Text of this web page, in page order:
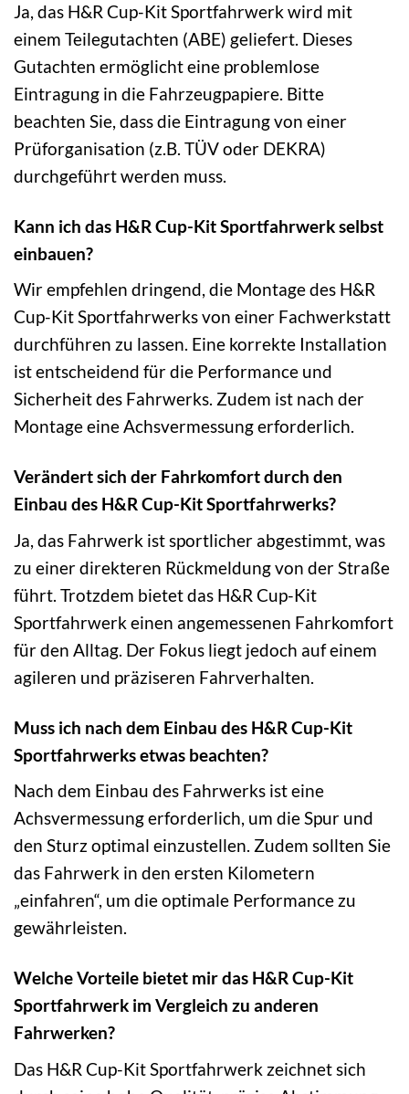
Ja, das H&R Cup-Kit Sportfahrwerk wird mit
einem Teilegutachten (ABE) geliefert. Dieses
Gutachten ermöglicht eine problemlose
Eintragung in die Fahrzeugpapiere. Bitte
beachten Sie, dass die Eintragung von einer
Prüforganisation (z.B. TÜV oder DEKRA)
durchgeführt werden muss.
Kann ich das H&R Cup-Kit Sportfahrwerk selbst
einbauen?
Wir empfehlen dringend, die Montage des H&R
Cup-Kit Sportfahrwerks von einer Fachwerkstatt
durchführen zu lassen. Eine korrekte Installation
ist entscheidend für die Performance und
Sicherheit des Fahrwerks. Zudem ist nach der
Montage eine Achsvermessung erforderlich.
Verändert sich der Fahrkomfort durch den
Einbau des H&R Cup-Kit Sportfahrwerks?
Ja, das Fahrwerk ist sportlicher abgestimmt, was
zu einer direkteren Rückmeldung von der Straße
führt. Trotzdem bietet das H&R Cup-Kit
Sportfahrwerk einen angemessenen Fahrkomfort
für den Alltag. Der Fokus liegt jedoch auf einem
agileren und präziseren Fahrverhalten.
Muss ich nach dem Einbau des H&R Cup-Kit
Sportfahrwerks etwas beachten?
Nach dem Einbau des Fahrwerks ist eine
Achsvermessung erforderlich, um die Spur und
den Sturz optimal einzustellen. Zudem sollten Sie
das Fahrwerk in den ersten Kilometern
„einfahren“, um die optimale Performance zu
gewährleisten.
Welche Vorteile bietet mir das H&R Cup-Kit
Sportfahrwerk im Vergleich zu anderen
Fahrwerken?
Das H&R Cup-Kit Sportfahrwerk zeichnet sich